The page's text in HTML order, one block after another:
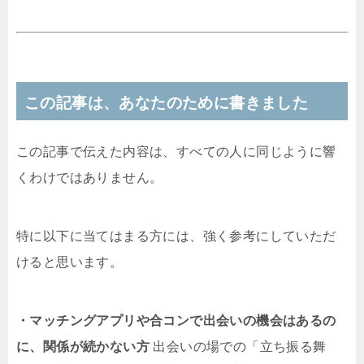
この記事は、あなたのために書きました
この記事で伝えた内容は、すべての人に同じように響
くわけではありません。
特に以下に当てはまる方には、強く参考にしていただ
けると思います。
・マッチングアプリや合コンで出会いの機会はあるの
に、関係が続かない方 出会いの場での「立ち振る舞